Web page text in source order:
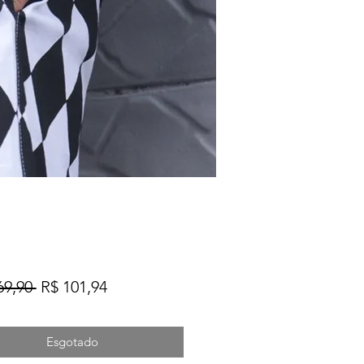
Preço
R$ 101,94Preço
Esgotado